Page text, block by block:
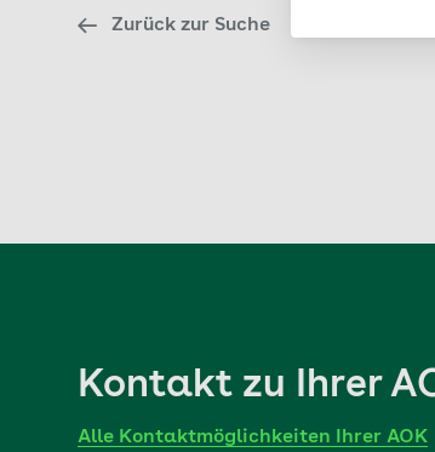
Zurück zur Suche
Kontakt zu Ihrer
Alle Kontaktmöglichkeiten Ihrer AOK